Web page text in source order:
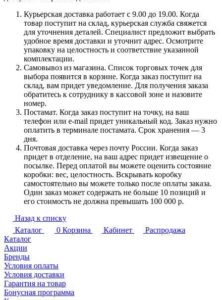
Курьерская доставка работает с 9.00 до 19.00. Когда
товар поступит на склад, курьерская служба свяжется
для уточнения деталей. Специалист предложит выбрать
удобное время доставки и уточнит адрес. Осмотрите
упаковку на целостность и соответствие указанной
комплектации.
Самовывоз из магазина. Список торговых точек для
выбора появится в корзине. Когда заказ поступит на
склад, вам придет уведомление. Для получения заказа
обратитесь к сотруднику в кассовой зоне и назовите
номер.
Постамат. Когда заказ поступит на точку, на ваш
телефон или e-mail придет уникальный код. Заказ нужно
оплатить в терминале постамата. Срок хранения — 3
дня.
Почтовая доставка через почту России. Когда заказ
придет в отделение, на ваш адрес придет извещение о
посылке. Перед оплатой вы можете оценить состояние
коробки: вес, целостность. Вскрывать коробку
самостоятельно вы можете только после оплаты заказа.
Один заказ может содержать не больше 10 позиций и
его стоимость не должна превышать 100 000 р.
Назад к списку
Каталог
0 Корзина Кабинет
Распродажа
Каталог
Акции
Бренды
Условия оплаты
Условия доставки
Гарантия на товар
Бонусная программа